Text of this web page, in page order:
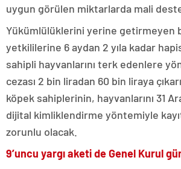
uygun görülen miktarlarda mali
Yükümlülüklerini yerine getirmeyen
yetkililerine 6 aydan 2 yıla kadar
sahipli hayvanlarını terk edenlere
cezası 2 bin liradan 60 bin liraya
köpek sahiplerinin, hayvanlarını 31
dijital kimliklendirme yöntemiyle kayıt
zorunlu olacak.
9’uncu yargı aketi de Genel Kurul